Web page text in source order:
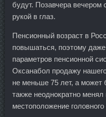
будут. Позавчера вечером
рукой в глаз.
Пенсионный возраст в
повышаться, поэтому
параметров пенсионной
Оксанабол продажу
не меньше 75 лет, а
также неоднократно
местоположение